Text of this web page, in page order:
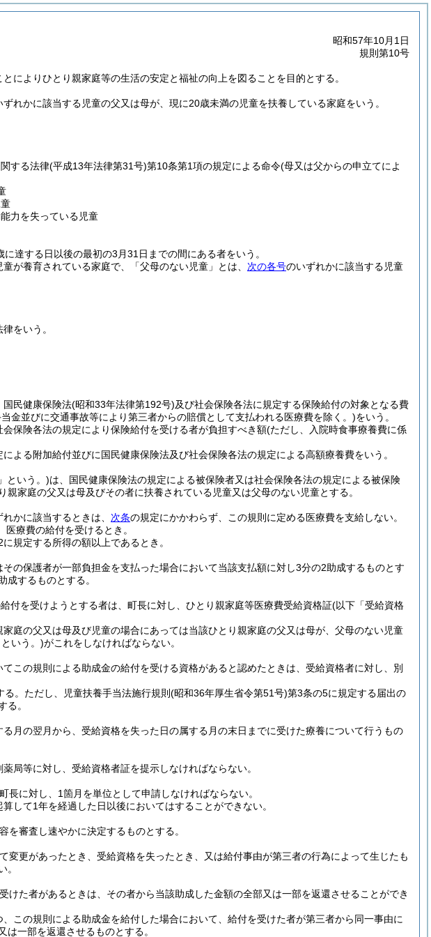
昭和57年10月1日
規則第10号
によりひとり親家庭等の生活の安定と福祉の向上を図ることを目的とする。
ずれかに該当する児童の父又は母が、現に20歳未満の児童を扶養している家庭をいう。
する法律(平成13年法律第31号)第10条第1項の規定による命令(母又は父からの申立てによ
力を失っている児童
達する日以後の最初の3月31日までの間にある者をいう。
が養育されている家庭で、「父母のない児童」とは、 次の各号のいずれかに該当する児童
をいう。
国民健康保険法(昭和33年法律第192号)及び社会保険各法に規定する保険給付の対象となる費
金並びに交通事故等により第三者からの賠償として支払われる医療費を除く。)をいう。
保険各法の規定により保険給付を受ける者が負担すべき額(ただし、入院時食事療養費に係
よる附加給付並びに国民健康保険法及び社会保険各法の規定による高額療養費をいう。
という。)は、国民健康保険法の規定による被保険者又は社会保険各法の規定による被保険
家庭の父又は母及びその者に扶養されている児童又は父母のない児童とする。
れかに該当するときは、 次条の規定にかかわらず、この規則に定める医療費を支給しない。
療費の給付を受けるとき。
規定する所得の額以上であるとき。
の保護者が一部負担金を支払った場合において当該支払額に対し3分の2助成するものとす
するものとする。
付を受けようとする者は、町長に対し、ひとり親家庭等医療費受給資格証(以下「受給資格
庭の父又は母及び児童の場合にあっては当該ひとり親家庭の父又は母が、父母のない児童
いう。)がこれをしなければならない。
この規則による助成金の給付を受ける資格があると認めたときは、受給資格者に対し、別
。 ただし、児童扶養手当法施行規則 (昭和36年厚生省令第51号)第3条の5に規定する届出の
る。
月の翌月から、受給資格を失った日の属する月の末日までに受けた療養について行うもの
局等に対し、受給資格者証を提示しなければならない。
に対し、1箇月を単位として申請しなければならない。
して1年を経過した日以後においてはすることができない。
を審査し速やかに決定するものとする。
変更があったとき、受給資格を失ったとき、又は給付事由が第三者の行為によって生じたも
。
けた者があるときは、その者から当該助成した金額の全部又は一部を返還させることができ
この規則による助成金を給付した場合において、給付を受けた者が第三者から同一事由に
一部を返還させるものとする。